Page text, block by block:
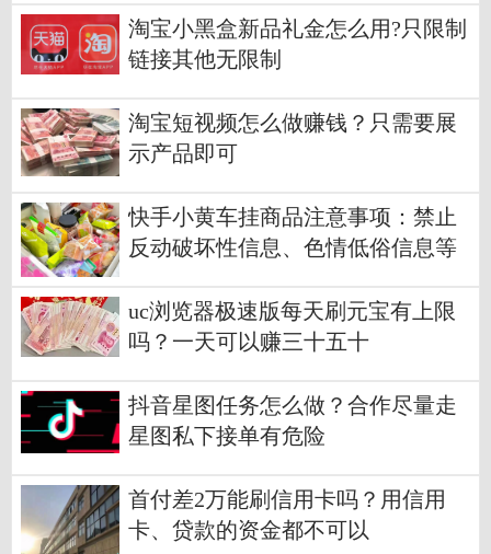
淘宝小黑盒新品礼金怎么用?只限制
链接其他无限制
淘宝短视频怎么做赚钱？只需要展
示产品即可
快手小黄车挂商品注意事项：禁止
反动破坏性信息、色情低俗信息等
uc浏览器极速版每天刷元宝有上限
吗？一天可以赚三十五十
抖音星图任务怎么做？合作尽量走
星图私下接单有危险
首付差2万能刷信用卡吗？用信用
卡、贷款的资金都不可以